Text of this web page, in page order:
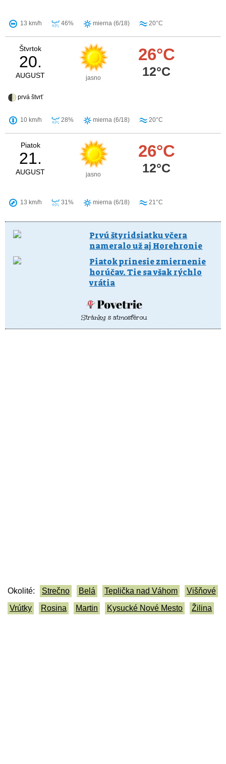
13 km/h 46% mierna (6/18) 20°C
Štvrtok
20.
AUGUST jasno
26°C
12°C
prvá štvrť
10 km/h 28% mierna (6/18) 20°C
Piatok
21.
AUGUST jasno
26°C
12°C
13 km/h 31% mierna (6/18) 21°C
Prvú štyridsiatku včera
nameralo už aj Horehronie
Piatok prinesie zmiernenie
horúčav. Tie sa však rýchlo
vrátia
Stránky s atmosférou
Okolité: Strečno Belá Teplička nad Váhom
Višňové
Vrútky
Rosina Martin Kysucké Nové Mesto Žilina